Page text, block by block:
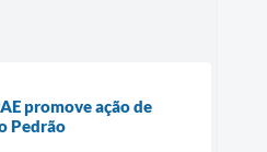
promove ação de
Pedrão